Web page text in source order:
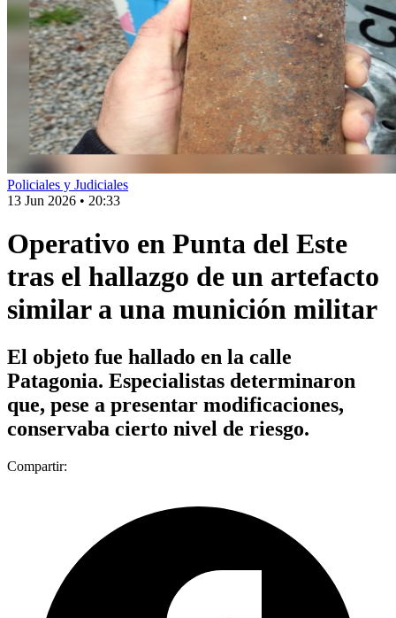
Policiales y Judiciales
13 Jun 2026 • 20:33
Operativo en Punta del Este
tras el hallazgo de un artefacto
similar a una munición militar
El objeto fue hallado en la calle
Patagonia. Especialistas determinaron
que, pese a presentar modificaciones,
conservaba cierto nivel de riesgo.
Compartir: